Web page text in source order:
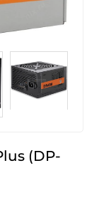
(DP-